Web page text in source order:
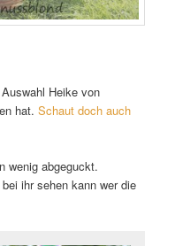
Heike von
hat.Schaut doch auch
wenig abgeguckt.
ihr sehen kann wer die